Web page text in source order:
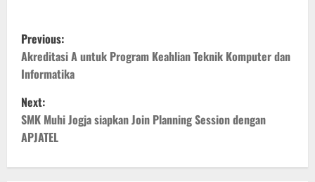
P
o
s
t
n
Previous:
Akreditasi A untuk Program Keahlian Teknik Komputer dan
Informatika
Next:
SMK Muhi Jogja siapkan Join Planning Session dengan
APJATEL